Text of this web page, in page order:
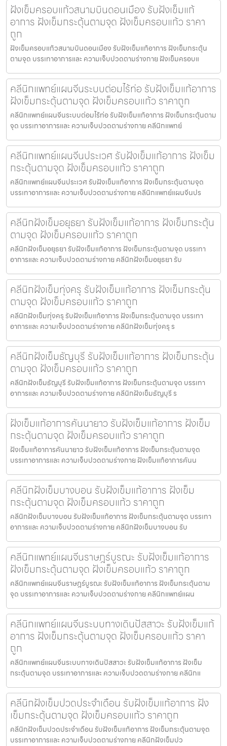
ฝังเข็มครอบแก้วสนามบินดอนเมือง รับฝังเข็มแก้
อาการ ฝังเข็มกระตุ้นตามจุด ฝังเข็มครอบแก้ว ราคา
ถูก
ฝังเข็มครอบแก้วสนามบินดอนเมือง รับฝังเข็มแก้อาการ ฝังเข็มกระตุ้น
ตามจุด บรรเทาอาการและ ความเจ็บปวดตามร่างกาย ฝังเข็มครอบแ
คลีนิกแพทย์แผนจีนระบบต่อมไร้ท่อ รับฝังเข็มแก้อาการ
ฝังเข็มกระตุ้นตามจุด ฝังเข็มครอบแก้ว ราคาถูก
คลีนิกแพทย์แผนจีนระบบต่อมไร้ท่อ รับฝังเข็มแก้อาการ ฝังเข็มกระตุ้นตาม
จุด บรรเทาอาการและ ความเจ็บปวดตามร่างกาย คลีนิกแพทย์
คลีนิกแพทย์แผนจีนประเวศ รับฝังเข็มแก้อาการ ฝังเข็ม
กระตุ้นตามจุด ฝังเข็มครอบแก้ว ราคาถูก
คลีนิกแพทย์แผนจีนประเวศ รับฝังเข็มแก้อาการ ฝังเข็มกระตุ้นตามจุด
บรรเทาอาการและ ความเจ็บปวดตามร่างกาย คลีนิกแพทย์แผนจีนปร
คลีนิกฝังเข็มอยุธยา รับฝังเข็มแก้อาการ ฝังเข็มกระตุ้น
ตามจุด ฝังเข็มครอบแก้ว ราคาถูก
คลีนิกฝังเข็มอยุธยา รับฝังเข็มแก้อาการ ฝังเข็มกระตุ้นตามจุด บรรเทา
อาการและ ความเจ็บปวดตามร่างกาย คลีนิกฝังเข็มอยุธยา รับ
คลีนิกฝังเข็มทุ่งครุ รับฝังเข็มแก้อาการ ฝังเข็มกระตุ้น
ตามจุด ฝังเข็มครอบแก้ว ราคาถูก
คลีนิกฝังเข็มทุ่งครุ รับฝังเข็มแก้อาการ ฝังเข็มกระตุ้นตามจุด บรรเทา
อาการและ ความเจ็บปวดตามร่างกาย คลีนิกฝังเข็มทุ่งครุ ร
คลีนิกฝังเข็มธัญบุรี รับฝังเข็มแก้อาการ ฝังเข็มกระตุ้น
ตามจุด ฝังเข็มครอบแก้ว ราคาถูก
คลีนิกฝังเข็มธัญบุรี รับฝังเข็มแก้อาการ ฝังเข็มกระตุ้นตามจุด บรรเทา
อาการและ ความเจ็บปวดตามร่างกาย คลีนิกฝังเข็มธัญบุรี ร
ฝังเข็มแก้อาการคันนายาว รับฝังเข็มแก้อาการ ฝังเข็ม
กระตุ้นตามจุด ฝังเข็มครอบแก้ว ราคาถูก
ฝังเข็มแก้อาการคันนายาว รับฝังเข็มแก้อาการ ฝังเข็มกระตุ้นตามจุด
บรรเทาอาการและ ความเจ็บปวดตามร่างกาย ฝังเข็มแก้อาการคันน
คลีนิกฝังเข็มบางบอน รับฝังเข็มแก้อาการ ฝังเข็ม
กระตุ้นตามจุด ฝังเข็มครอบแก้ว ราคาถูก
คลีนิกฝังเข็มบางบอน รับฝังเข็มแก้อาการ ฝังเข็มกระตุ้นตามจุด บรรเทา
อาการและ ความเจ็บปวดตามร่างกาย คลีนิกฝังเข็มบางบอน รับ
คลีนิกแพทย์แผนจีนราษฎร์บูรณะ รับฝังเข็มแก้อาการ
ฝังเข็มกระตุ้นตามจุด ฝังเข็มครอบแก้ว ราคาถูก
คลีนิกแพทย์แผนจีนราษฎร์บูรณะ รับฝังเข็มแก้อาการ ฝังเข็มกระตุ้นตาม
จุด บรรเทาอาการและ ความเจ็บปวดตามร่างกาย คลีนิกแพทย์แผน
คลีนิกแพทย์แผนจีนระบบทางเดินปัสสาวะ รับฝังเข็มแก้
อาการ ฝังเข็มกระตุ้นตามจุด ฝังเข็มครอบแก้ว ราคา
ถูก
คลีนิกแพทย์แผนจีนระบบทางเดินปัสสาวะ รับฝังเข็มแก้อาการ ฝังเข็ม
กระตุ้นตามจุด บรรเทาอาการและ ความเจ็บปวดตามร่างกาย คลีนิกแ
คลีนิกฝังเข็มปวดประจําเดือน รับฝังเข็มแก้อาการ ฝัง
เข็มกระตุ้นตามจุด ฝังเข็มครอบแก้ว ราคาถูก
คลีนิกฝังเข็มปวดประจําเดือน รับฝังเข็มแก้อาการ ฝังเข็มกระตุ้นตามจุด
บรรเทาอาการและ ความเจ็บปวดตามร่างกาย คลีนิกฝังเข็มปว